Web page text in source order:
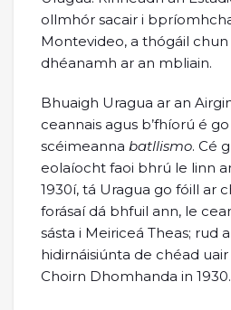
ollmhór sacair i
Montevideo, a thógáil chun
dhéanamh ar an mbliain.
Bhuaigh Uragua ar an
ceannais agus b’fhíorú é
scéimeanna batllismo. Cé
eolaíocht faoi bhrú le linn
1930í, tá Uragua go fóill ar
forásaí dá bhfuil ann, le
sásta i Meiriceá Theas; rud
hidirnáisiúnta de chéad
Choirn Dhomhanda in 1930.